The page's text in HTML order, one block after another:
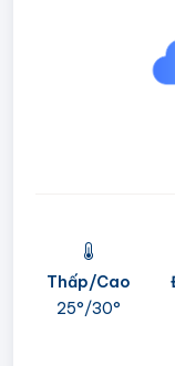
Thấp/Cao
25°/30°